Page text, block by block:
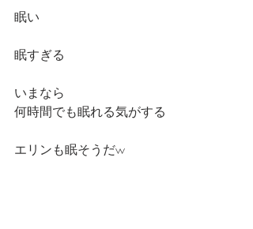
眠い
眠すぎる
いまなら
何時間でも眠れる気がする
エリンも眠そうだw